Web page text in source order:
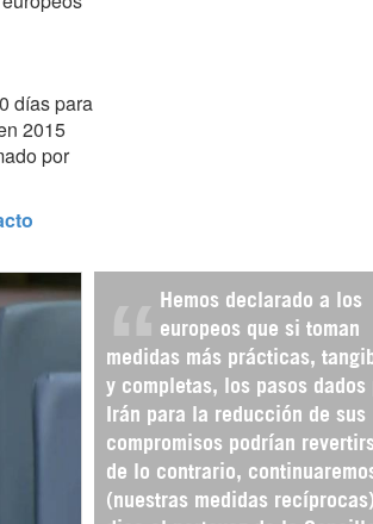
días para
2015
por
Hemos declarado a los
europeos que si toman
medidas más prácticas,
y completas, los pasos dados
Irán para la reducción de sus
compromisos podrían
de lo contrario,
(nuestras medidas